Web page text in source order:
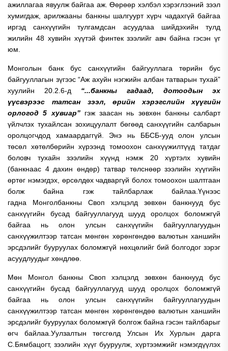
ажиллагаа явуулж байгаа аж. Өөрөөр хэлбэл хэрэглээний зээл
хумигдаж, арилжааны банкны шалгуурт хүрч чадахгүй байгаа
иргэд санхүүгийн тулгамдсан асуудлаа шийдэхийн тулд
жилийн 48 хувийн хүүтэй финтек зээлийг авч байна гэсэн үг
юм.
Монголын банк бус санхүүгийн байгууллага төрийн бус
байгууллагын зүгээс “Аж ахуйн нэгжийн албан татварын тухай”
хуулийн 20.2.6-д “...банкны гадаад, дотоодын эх
үүсвэрээс татсан зээл, өрийн хэрэгслийн хүүгийн
орлогод 5 хувиар” гэж заасан нь зөвхөн банкны салбарт
үйлчлэх тухайлсан зохицуулалт бөгөөд санхүүгийн салбарын
оролцогчдод хамаардаггүй. Энэ нь ББСБ-ууд олон улсын
төсөл хөтөлбөрийн хүрээнд томоохон санхүүжилтүүд татдаг
боловч тухайн зээлийн хүүнд нэмж 20 хүртэлх хувийн
(банкнаас 4 дахин өндөр) татвар төлснөөр зээлийн хүүгийн
өртөг нэмэгдэх, өрсөлдөх чадваргүй болох томоохон шалтгаан
болж байна гэж тайлбарлаж байлаа.Үүнээс
гадна Монголбанкны Своп хэлцэлд зөвхөн банкнууд бус
санхүүгийн бусад байгууллагууд шууд оролцох боломжгүй
байгаа нь олон улсын санхүүгийн байгууллагуудын
санхүүжилтээр татсан мөнгөн хөрөнгөндөө валютын ханшийн
эрсдэлийг бууруулах боломжгүй нөхцөлийг бий болгодог зэрэг
асуудлуудыг хөндлөө.
Мөн Монгол банкны Своп хэлцэлд зөвхөн банкнууд бус
санхүүгийн бусад байгууллагууд шууд оролцох боломжгүй
байгаа нь олон улсын санхүүгийн байгууллагуудын
санхүүжилтээр татсан мөнгөн хөрөнгөндөө валютын ханшийн
эрсдэлийг бууруулах боломжгүй болгож байна гэсэн тайлбарыг
өгч байлаа.Уулзалтын төгсгөлд Улсын Их Хурлын дарга
С.Бямбацогт, зээлийн хүүг бууруулж, хүртээмжийг нэмэгдүүлэх